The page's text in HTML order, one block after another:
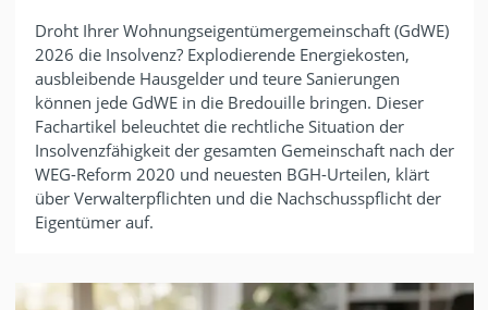
Droht Ihrer Wohnungseigentümergemeinschaft (GdWE)
2026 die Insolvenz? Explodierende Energiekosten,
ausbleibende Hausgelder und teure Sanierungen
können jede GdWE in die Bredouille bringen. Dieser
Fachartikel beleuchtet die rechtliche Situation der
Insolvenzfähigkeit der gesamten Gemeinschaft nach der
WEG-Reform 2020 und neuesten BGH-Urteilen, klärt
über Verwalterpflichten und die Nachschusspflicht der
Eigentümer auf.